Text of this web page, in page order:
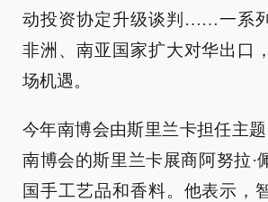
动投资协定升级谈判……一系
非洲、南亚国家扩大对华出口
场机遇。
今年南博会由斯里兰卡担任主
南博会的斯里兰卡展商阿努拉·
国手工艺品和香料。他表示，